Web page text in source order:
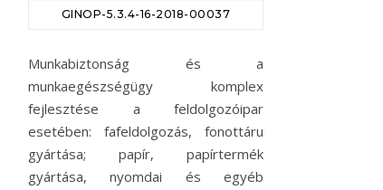
GINOP-5.3.4-16-2018-00037
Munkabiztonság és a
munkaegészségügy komplex
fejlesztése a feldolgozóipar
esetében: fafeldolgozás, fonottáru
gyártása; papír, papírtermék
gyártása, nyomdai és egyéb